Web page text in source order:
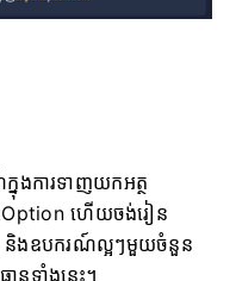
នុងការទាញយកអត្ថ
ហើយចង់រៀន
រ និងឧបករណ៍ល្អៗមួយចំនួន
នទាំងនេះ។